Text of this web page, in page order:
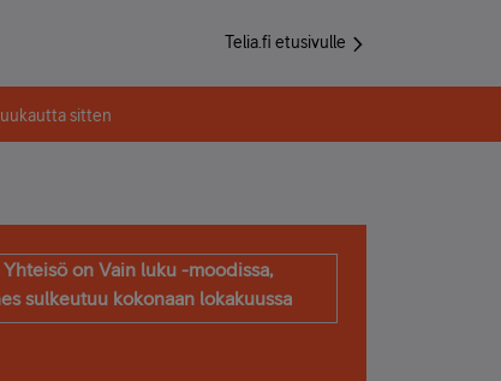
Telia.fi etusivulle
sitten
Yhteisö on Vain luku -moodissa,
sulkeutuu kokonaan lokakuussa